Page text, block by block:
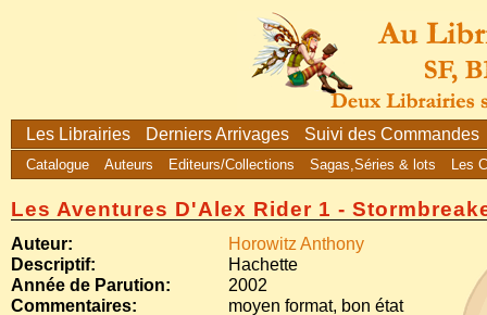
Les Librairies Derniers Arrivages Suivi des Commandes
Catalogue Auteurs Editeurs/Collections Sagas,Séries & lots Les
Les Aventures D'Alex Rider 1 -
Auteur:
Horowitz Anthony
Descriptif:
Hachette
Année de Parution:
2002
Commentaires:
moyen format, bon état